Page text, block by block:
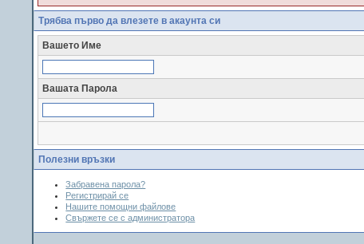
Трябва първо да влезете в акаунта си
Вашето Име
Вашата Парола
Полезни връзки
Забравена парола?
Регистрирай се
Нашите помощни файлове
Свържете се с администратора